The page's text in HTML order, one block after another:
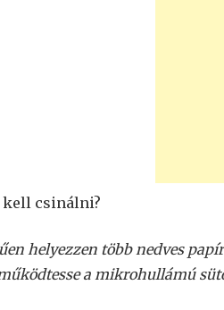
kell csinálni?
helyezzen több nedves
a mikrohullámú